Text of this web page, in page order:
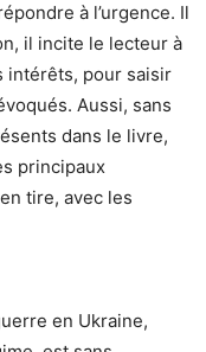
à l’urgence. Il
il incite le lecteur à
intérêts, pour saisir
Aussi, sans
dans le livre,
principaux
tire, avec les
en Ukraine,